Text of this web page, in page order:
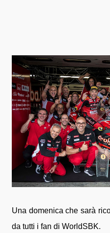
Una domenica che sarà
da tutti i fan di WorldSBK.